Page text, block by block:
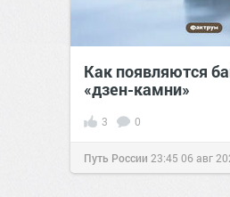
Как появляются
«дзен-камни»
3 0
Путь России 23:45 06 авг